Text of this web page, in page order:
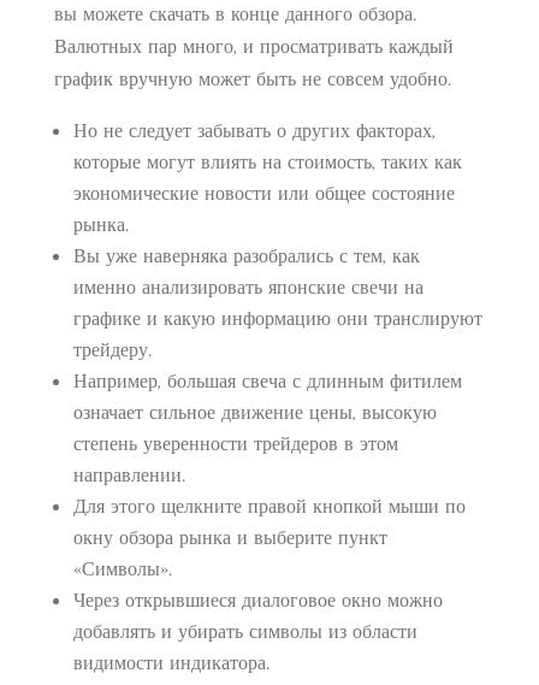
вы можете скачать в конце данного обзора.
Валютных пар много, и просматривать каждый
график вручную может быть не совсем удобно.
Но не следует забывать о других факторах,
которые могут влиять на стоимость, таких как
экономические новости или общее состояние
рынка.
Вы уже наверняка разобрались с тем, как
именно анализировать японские свечи на
графике и какую информацию они транслируют
трейдеру.
Например, большая свеча с длинным фитилем
означает сильное движение цены, высокую
степень уверенности трейдеров в этом
направлении.
Для этого щелкните правой кнопкой мыши по
окну обзора рынка и выберите пункт
«Символы».
Через открывшиеся диалоговое окно можно
добавлять и убирать символы из области
видимости индикатора.